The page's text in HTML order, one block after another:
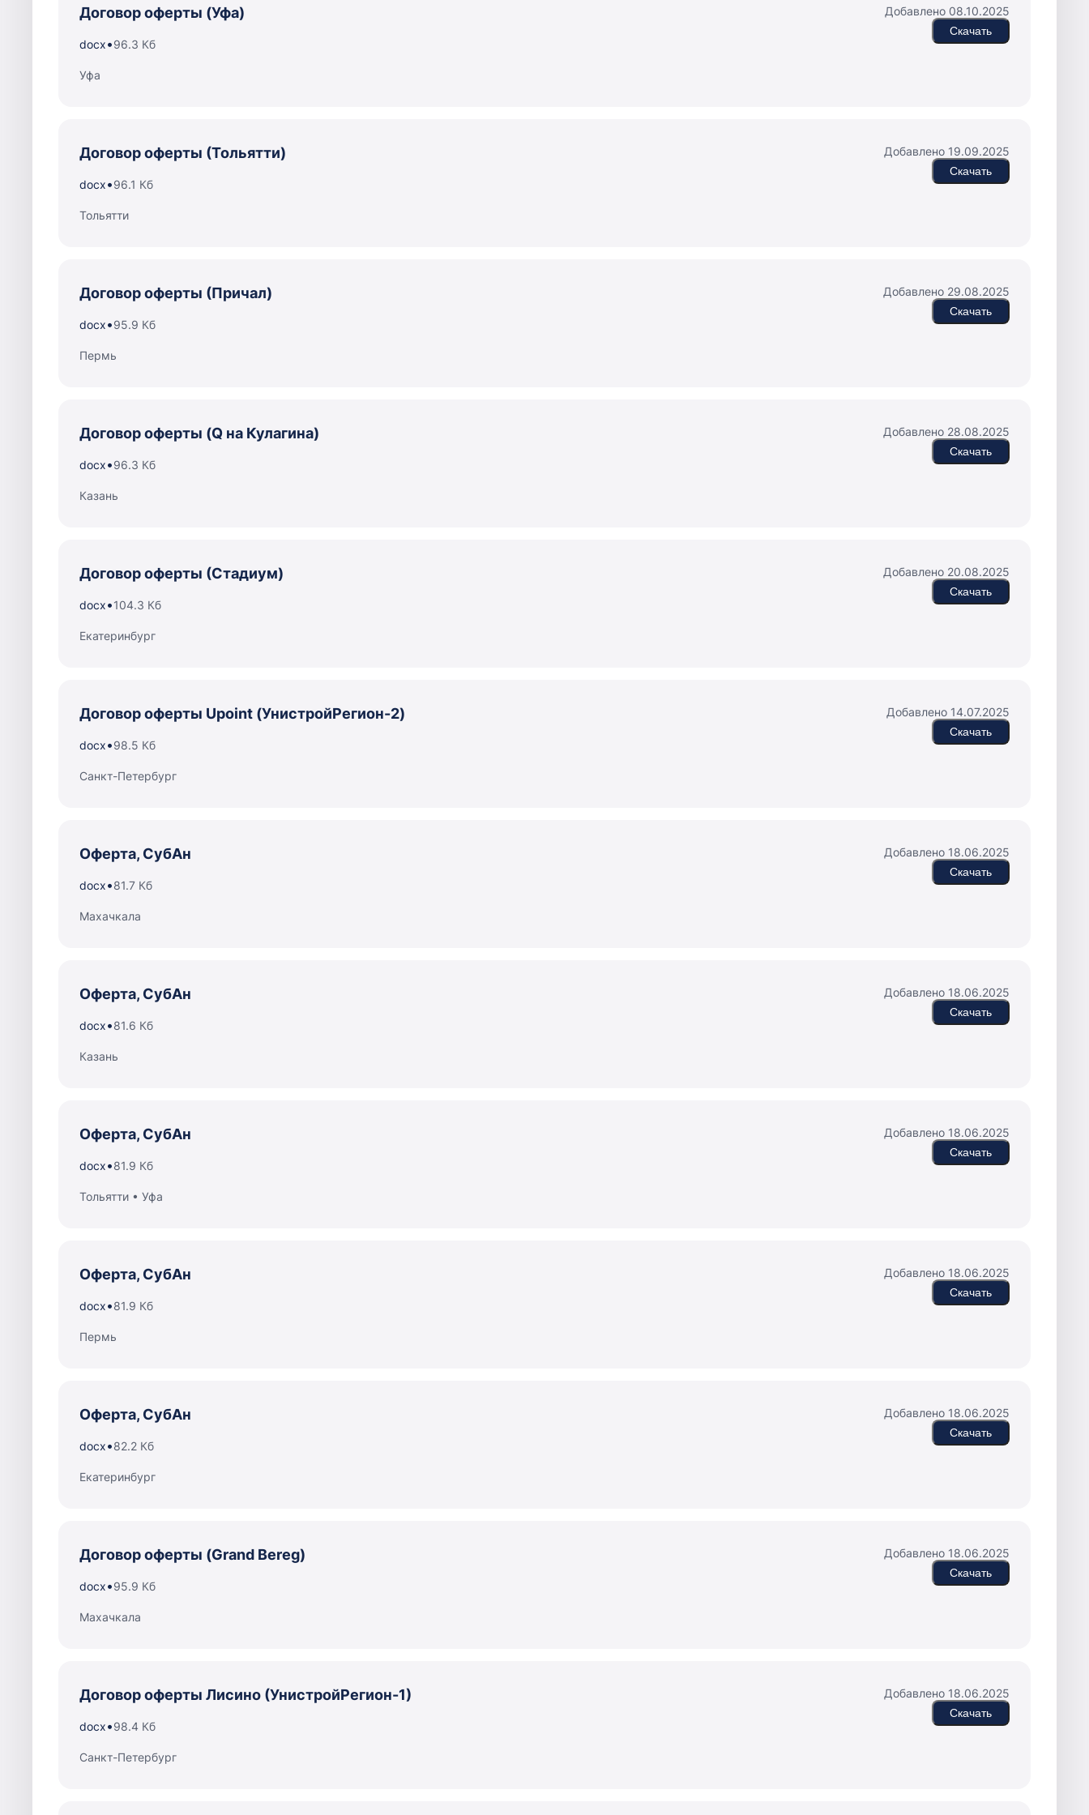
Добавлено 08.10.2025
Скачать
Договор оферты (Уфа)
docx•96.3 Кб
Уфа
Добавлено 19.09.2025
Скачать
Договор оферты (Тольятти)
docx•96.1 Кб
Тольятти
Добавлено 29.08.2025
Скачать
Договор оферты (Причал)
docx•95.9 Кб
Пермь
Добавлено 28.08.2025
Скачать
Договор оферты (Q на Кулагина)
docx•96.3 Кб
Казань
Добавлено 20.08.2025
Скачать
Договор оферты (Стадиум)
docx•104.3 Кб
Екатеринбург
Добавлено 14.07.2025
Скачать
Договор оферты Upoint (УнистройРегион-2)
docx•98.5 Кб
Санкт-Петербург
Добавлено 18.06.2025
Скачать
Оферта, СубАн
docx•81.7 Кб
Махачкала
Добавлено 18.06.2025
Скачать
Оферта, СубАн
docx•81.6 Кб
Казань
Добавлено 18.06.2025
Скачать
Оферта, СубАн
docx•81.9 Кб
Тольятти • Уфа
Добавлено 18.06.2025
Скачать
Оферта, СубАн
docx•81.9 Кб
Пермь
Добавлено 18.06.2025
Скачать
Оферта, СубАн
docx•82.2 Кб
Екатеринбург
Добавлено 18.06.2025
Скачать
Договор оферты (Grand Bereg)
docx•95.9 Кб
Махачкала
Добавлено 18.06.2025
Скачать
Договор оферты Лисино (УнистройРегион-1)
docx•98.4 Кб
Санкт-Петербург